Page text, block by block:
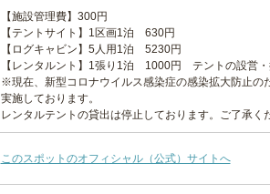
【施設管理費】300円
【テントサイト】1区画1泊 630円
【ログキャビン】5人用1泊 5230円
【レンタルント】1張り1泊 1000円 テントの設営・
※現在、新型コロナウイルス感染症の感染拡大防止の
実施しております。
レンタルテントの貸出は停止しております。ご了承く
このスポットのオフィシャル（公式）サイトへ